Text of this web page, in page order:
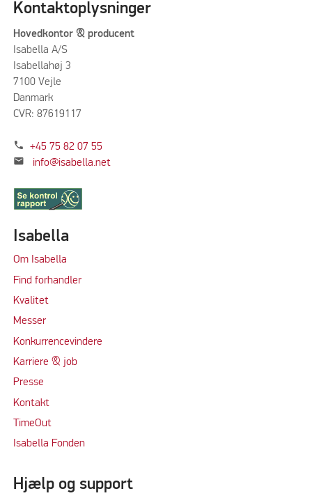
Kontaktoplysninger
Hovedkontor & producent
Isabella A/S
Isabellahøj 3
7100 Vejle
Danmark
CVR: 87619117
phone +45 75 82 07 55
mail info@isabella.net
Isabella
Om Isabella
Find forhandler
Kvalitet
Messer
Konkurrencevindere
Karriere & job
Presse
Kontakt
TimeOut
Isabella Fonden
Hjælp og support